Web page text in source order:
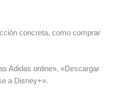
concreta, como comprar
Adidas online», «Descargar
a Disney+».